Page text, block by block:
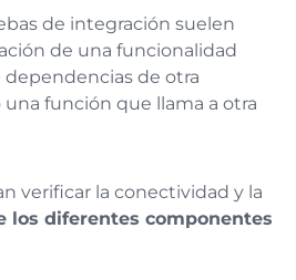
de integración suelen
de una funcionalidad
de otra
función que llama a otra
verificar la conectividad y la
los diferentes componentes